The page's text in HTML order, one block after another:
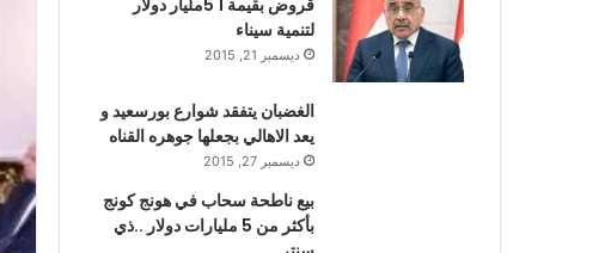
قروض بقيمة 1 5مليار دولار
لتنمية سيناء
ديسمبر 21, 2015
الغضبان يتفقد شوارع بورسعيد و
يعد الاهالي بجعلها جوهره القناه
ديسمبر 27, 2015
بيع ناطحة سحاب في هونج كونج
بأكثر من 5 مليارات دولار ..ذي